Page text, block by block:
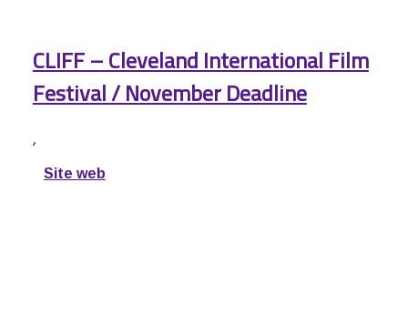
CLIFF – Cleveland International Film
Festival / November Deadline
,
Site web